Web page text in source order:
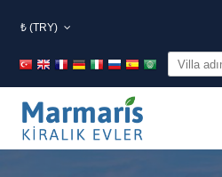
₺ (TRY)